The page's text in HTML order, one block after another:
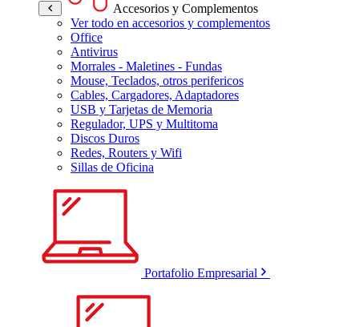
Accesorios y Complementos
Ver todo en accesorios y complementos
Office
Antivirus
Morrales - Maletines - Fundas
Mouse, Teclados, otros perifericos
Cables, Cargadores, Adaptadores
USB y Tarjetas de Memoria
Regulador, UPS y Multitoma
Discos Duros
Redes, Routers y Wifi
Sillas de Oficina
Portafolio Empresarial